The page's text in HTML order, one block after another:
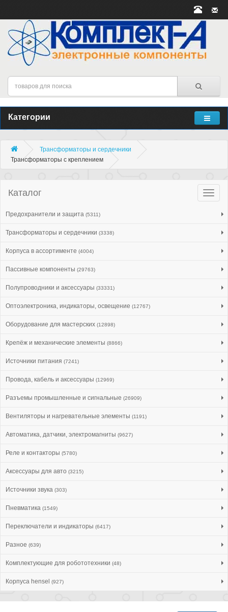
Категории
Трансформаторы и сердечники
Трансформаторы с креплением
Каталог
Предохранители и защита (5311)
Трансформаторы и сердечники (3338)
Корпуса в ассортименте (4004)
Пассивные компоненты (29763)
Полупроводники и аксессуары (33331)
Оптоэлектроника, индикаторы, освещение (12767)
Оборудование для мастерских (12898)
Крепёж и механические элементы (8866)
Источники питания (7241)
Провода, кабель и аксессуары (12969)
Разъемы промышленные и сигнальные (26909)
Вентиляторы и нагревательные элементы (1191)
Автоматика, датчики, электромагниты (9627)
Реле и контакторы (5780)
Аксессуары для авто (3215)
Источники звука (303)
Пневматика (1549)
Переключатели и индикаторы (6417)
Разное (639)
Комплектующие для робототехники (48)
Корпуса hensel (927)